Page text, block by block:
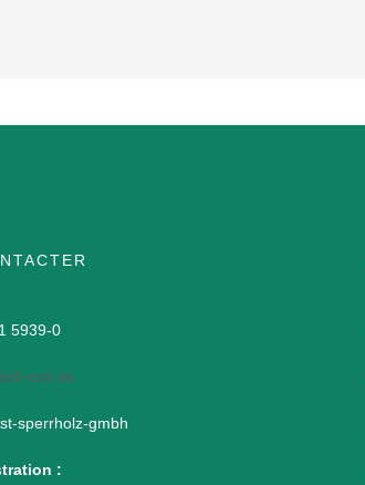
5939-0
rost.de
sperrholz-gmbh
: